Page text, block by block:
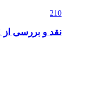
210
نقد و بررسی از Intel Core i7-7700K لو رفت